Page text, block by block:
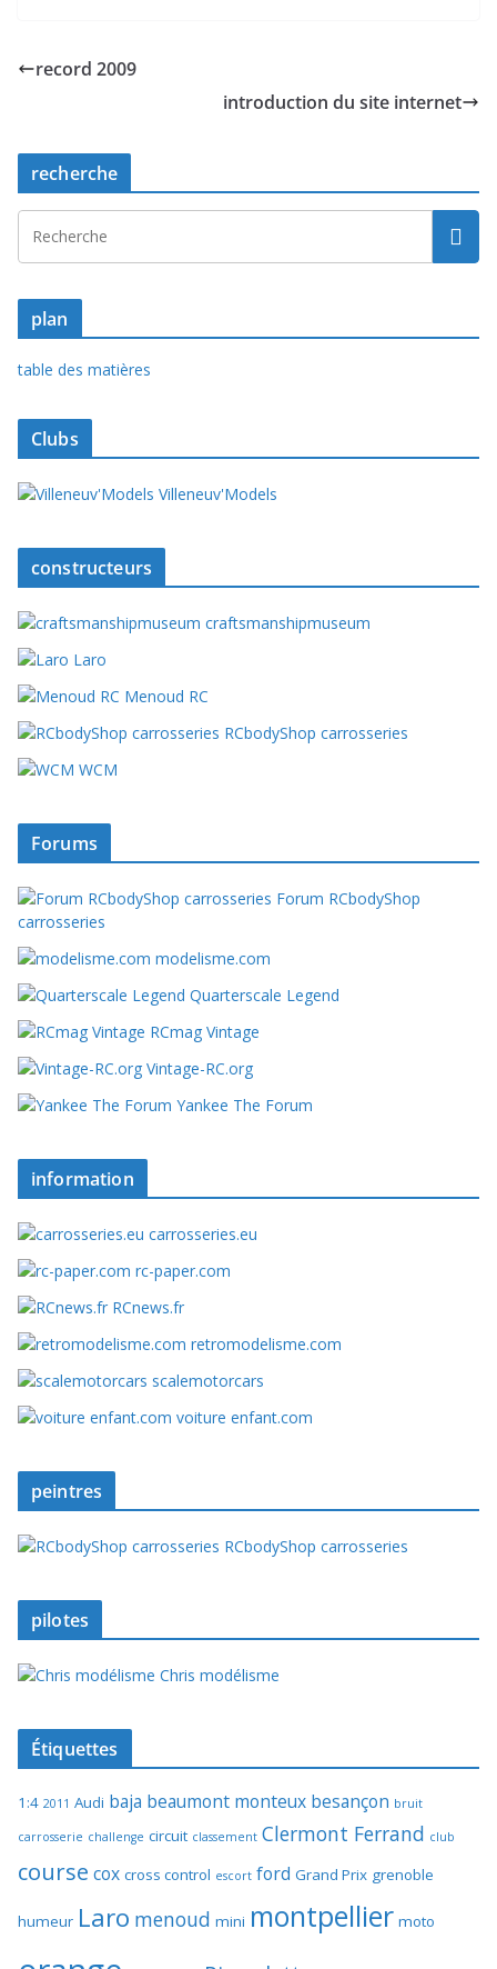
record 2009
introduction du site internet
recherche
plan
table des matières
Clubs
Villeneuv'Models
constructeurs
craftsmanshipmuseum
Laro
Menoud RC
RCbodyShop carrosseries
WCM
Forums
Forum RCbodyShop
carrosseries
modelisme.com
Quarterscale Legend
RCmag Vintage
Vintage-RC.org
Yankee The Forum
information
carrosseries.eu
rc-paper.com
RCnews.fr
retromodelisme.com
scalemotorcars
voiture enfant.com
peintres
RCbodyShop carrosseries
pilotes
Chris modélisme
Étiquettes
1:4 2011 Audi baja beaumont monteux besançon bruit
carrosserie challenge circuit classement Clermont Ferrand club
course cox cross control escort ford Grand Prix grenoble
humeur Laro menoud mini montpellier moto